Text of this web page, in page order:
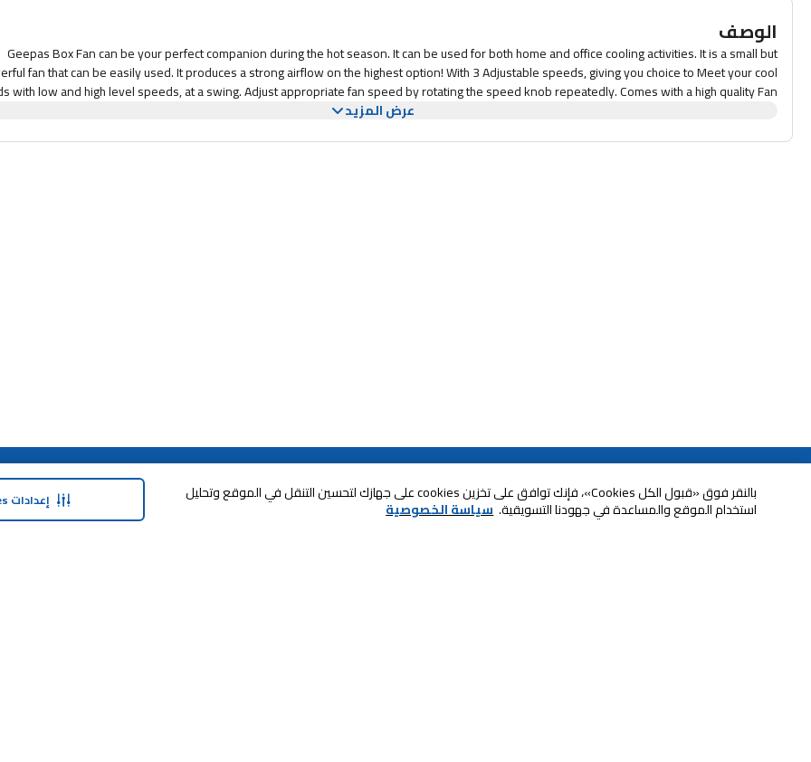
بالنقر فوق «قبول الكل Cookies»، فإنك توافق على تخزين cookies على جهازك لتحسين التنقل في الموقع وتحليل
استخدام الموقع والمساعدة في جهودنا التسويقية. سياسة الخصوصية إعدادات Cookies
الوصف
Geepas Box Fan can be your perfect companion during the hot season. It can be used for both home and office cooling activities. It is a small but
fan that can be easily used. It produces a strong airflow on the highest option! With 3 Adjustable speeds, giving you choice to Meet your cool
with low and high level speeds, at a swing. Adjust appropriate fan speed by rotating the speed knob repeatedly. Comes with a high quality Fan
guard, it makes sure to keep your kid's fingers safe. The fan runs on extremely low sound and can be used even in a quiet environment.
عرض المزيد
ابقى على تواصل معنا
الصيانة والضمان
نبذة عن ماجد الفطيم
وفر معنا
بطاقة الهدايا